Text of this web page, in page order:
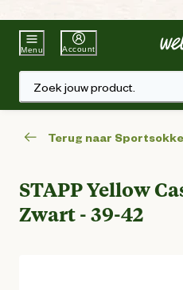
Beste
Menu Account
Zoek jouw product.
Terug naar
STAPP Yellow
Zwart - 39-42